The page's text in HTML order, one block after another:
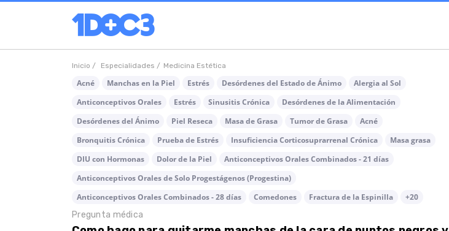
Inicio / Especialidades / Medicina Estética
Acné Manchas en la Piel Estrés Desórdenes del Estado de Ánimo
Alergia al Sol
Anticonceptivos Orales
Estrés Sinusitis Crónica
Desórdenes de la Alimentación
Desórdenes del Ánimo
Piel Reseca Masa de Grasa Tumor de Grasa
Acné
Bronquitis Crónica
Prueba de Estrés Insuficiencia Corticosuprarrenal Crónica
Masa grasa
DIU con Hormonas
Dolor de la Piel
Anticonceptivos Orales Combinados - 21 días
Anticonceptivos Orales de Solo Progestágenos (Progestina)
Anticonceptivos Orales Combinados - 28 días
Comedones Fractura de la Espinilla
+20
Pregunta médica